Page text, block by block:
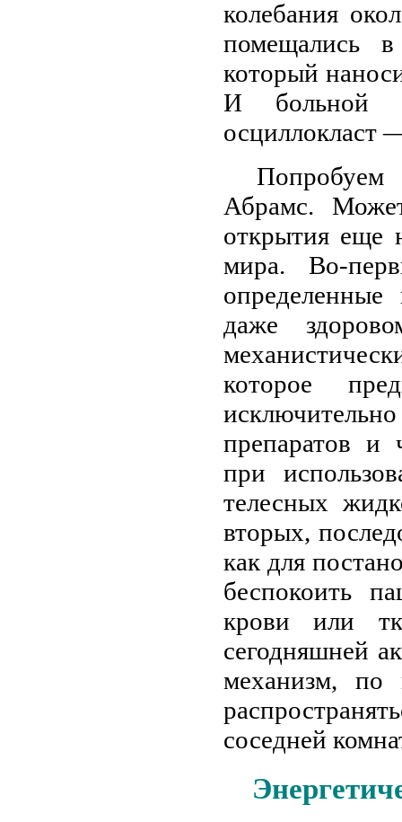
колебания
помещались
который
И больной
осциллокласт
Абрамс.
открытия еще
мира. Во-
определенные
даже
которое
препаратов и
при
телесных
вторых,
как для
беспокоить
крови или
сегодняшней
механизм, по
соседней